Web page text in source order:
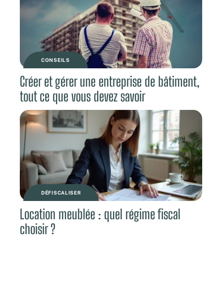
CONSEILS
Créer et gérer une entreprise de bâtiment,
tout ce que vous devez savoir
DÉFISCALISER
Location meublée : quel régime fiscal
choisir ?